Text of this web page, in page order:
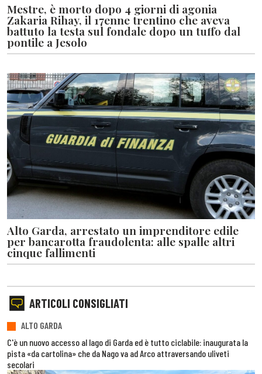
Mestre, è morto dopo 4 giorni di agonia
Zakaria Rihay, il 17enne trentino che aveva
battuto la testa sul fondale dopo un tuffo dal
pontile a Jesolo
Alto Garda, arrestato un imprenditore edile
per bancarotta fraudolenta: alle spalle altri
cinque fallimenti
ARTICOLI CONSIGLIATI
ALTO GARDA
C'è un nuovo accesso al lago di Garda ed è tutto ciclabile: inaugurata la
pista «da cartolina» che da Nago va ad Arco attraversando uliveti
secolari